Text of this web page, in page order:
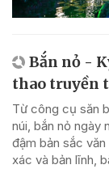
Bắn nỏ -
thao truyền
Từ công cụ săn
núi, bắn nỏ ngày
đậm bản sắc
xác và bản lĩnh,